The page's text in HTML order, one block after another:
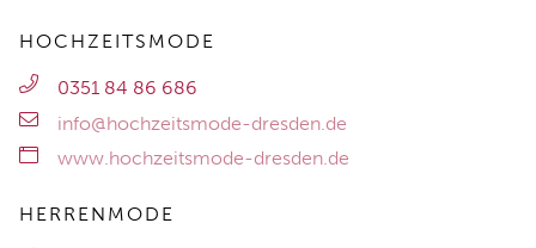
HOCHZEITSMODE
0351 84 86 686
info@hochzeitsmode-dresden.de
www.hochzeitsmode-dresden.de
HERRENMODE